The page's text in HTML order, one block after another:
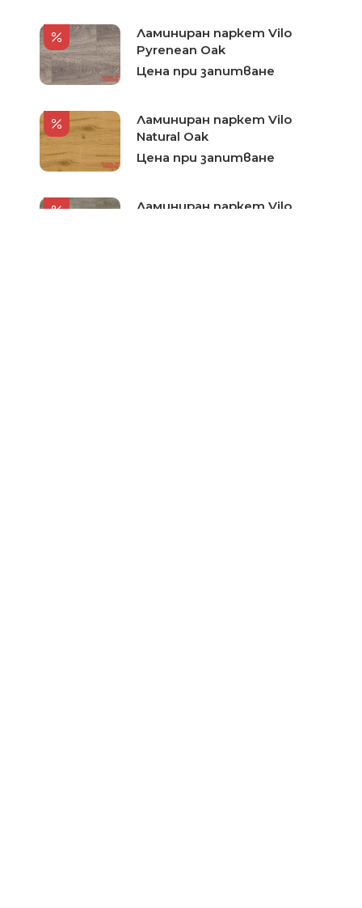
Ламиниран паркет Vilo
Pyrenean Oak
Цена при запитване
Ламиниран паркет Vilo
Natural Oak
Цена при запитване
Ламиниран паркет Vilo